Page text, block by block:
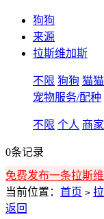
狗狗
来源
拉斯维加斯
不限 狗狗 猫
宠物服务/配种
不限 个人 商家
0条记录
免费发布一条拉斯
当前位置： 首页 >
返回